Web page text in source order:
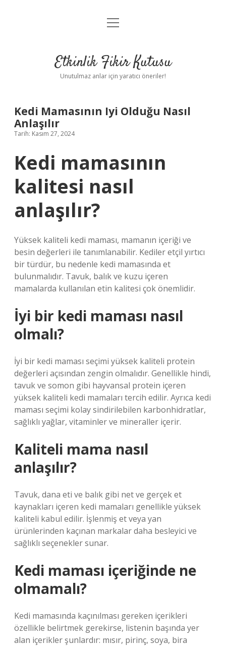
Anasayfa
Yasal Uyarı
menüyü
Etkinlik Fikir Kutusu
Unutulmaz anlar için yaratıcı öneriler!
Kedi Mamasının Iyi Olduğu Nasıl
Anlaşılır
Tarih: Kasım 27, 2024
Kedi mamasının
kalitesi nasıl
anlaşılır?
Yüksek kaliteli kedi maması, mamanın içeriği ve
besin değerleri ile tanımlanabilir. Kediler etçil yırtıcı
bir türdür, bu nedenle kedi mamasında et
bulunmalıdır. Tavuk, balık ve kuzu içeren
mamalarda kullanılan etin kalitesi çok önemlidir.
İyi bir kedi maması nasıl
olmalı?
İyi bir kedi maması seçimi yüksek kaliteli protein
değerleri açısından zengin olmalıdır. Genellikle hindi,
tavuk ve somon gibi hayvansal protein içeren
yüksek kaliteli kedi mamaları tercih edilir. Ayrıca kedi
maması seçimi kolay sindirilebilen karbonhidratlar,
sağlıklı yağlar, vitaminler ve mineraller içerir.
Kaliteli mama nasıl
anlaşılır?
Tavuk, dana eti ve balık gibi net ve gerçek et
kaynakları içeren kedi mamaları genellikle yüksek
kaliteli kabul edilir. İşlenmiş et veya yan
ürünlerinden kaçınan markalar daha besleyici ve
sağlıklı seçenekler sunar.
Kedi maması içeriğinde ne
olmamalı?
Kedi mamasında kaçınılması gereken içerikleri
özellikle belirtmek gerekirse, listenin başında yer
alan içerikler şunlardır: mısır, pirinç, soya, bira